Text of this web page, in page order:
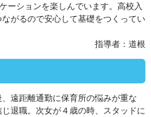
ーションを楽しんでいます。高校入
がるので安心して基礎をつくってい
指導者：道根
遠距離通勤に保育所の悩みが重な
退職。次女が４歳の時、スタッドに